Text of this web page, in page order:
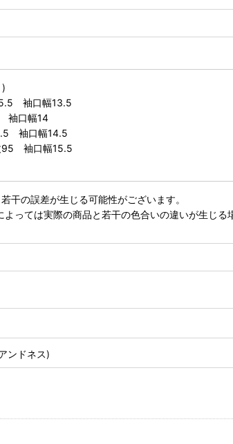
袖口幅13.5
袖口幅14
袖口幅14.5
袖口幅15.5
干の誤差が生じる可能性がございます。
っては実際の商品と若干の色合いの違いが生じる
ンドネス)